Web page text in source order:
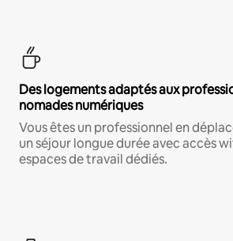
Des logements adaptés aux
nomades numériques
Vous êtes un professionnel en
un séjour longue durée avec accès
espaces de travail dédiés.